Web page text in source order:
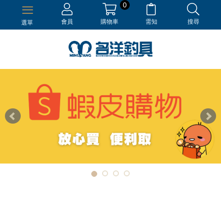
選單 會員 購物車
0
需知 搜尋